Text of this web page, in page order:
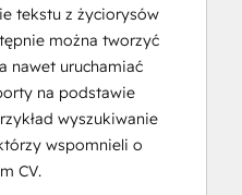
tekstu z życiorysów
można tworzyć
nawet uruchamiać
na podstawie
wyszukiwanie
wspomnieli o
CV.